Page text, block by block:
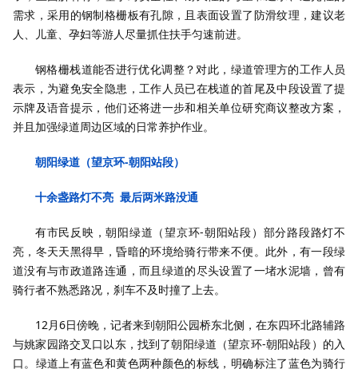
需求，采用的钢制格栅板有孔隙，且表面设置了防滑纹理，建议老
人、儿童、孕妇等游人尽量抓住扶手匀速前进。
钢格栅栈道能否进行优化调整？对此，绿道管理方的工作人员
表示，为避免安全隐患，工作人员已在栈道的首尾及中段设置了提
示牌及语音提示，他们还将进一步和相关单位研究商议整改方案，
并且加强绿道周边区域的日常养护作业。
朝阳绿道（望京环-朝阳站段）
十余盏路灯不亮 最后两米路没通
有市民反映，朝阳绿道（望京环-朝阳站段）部分路段路灯不
亮，冬天天黑得早，昏暗的环境给骑行带来不便。此外，有一段绿
道没有与市政道路连通，而且绿道的尽头设置了一堵水泥墙，曾有
骑行者不熟悉路况，刹车不及时撞了上去。
12月6日傍晚，记者来到朝阳公园桥东北侧，在东四环北路辅路
与姚家园路交叉口以东，找到了朝阳绿道（望京环-朝阳站段）的入
口。绿道上有蓝色和黄色两种颜色的标线，明确标注了蓝色为骑行